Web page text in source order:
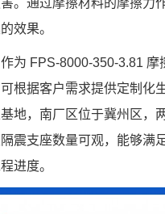
效果。
为 FPS-8000-350-3.81
根据客户需求提供定制化
地，南厂区位于冀州区，
震支座数量可观，能够满
进度。